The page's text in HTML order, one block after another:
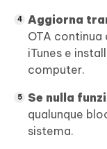
Aggiorna
OTA
iTunes e
computer.
Se nulla
qualunque
sistema.